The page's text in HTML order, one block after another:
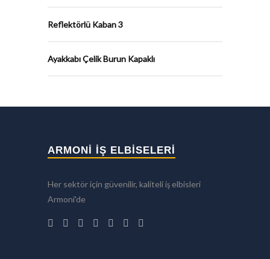
Reflektörlü Kaban 3
Ayakkabı Çelik Burun Kapaklı
ARMONİ İŞ ELBİSELERİ
Her sektör için güvenilir, kaliteli iş elbisleri
Armoni'de